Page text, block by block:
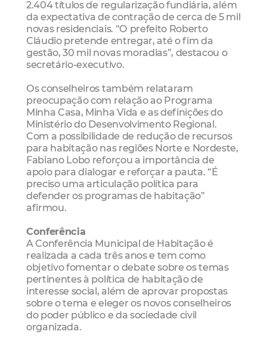
2.404 títulos de regularização fundiária, além
da expectativa de contração de cerca de 5 mil
novas residenciais. “O prefeito Roberto
Cláudio pretende entregar, até o fim da
gestão, 30 mil novas moradias”, destacou o
secretário-executivo.
Os conselheiros também relataram
preocupação com relação ao Programa
Minha Casa, Minha Vida e as definições do
Ministério do Desenvolvimento Regional.
Com a possibilidade de redução de recursos
para habitação nas regiões Norte e Nordeste,
Fabiano Lobo reforçou a importância de
apoio para dialogar e reforçar a pauta. “É
preciso uma articulação política para
defender os programas de habitação”
afirmou.
Conferência
A Conferência Municipal de Habitação é
realizada a cada três anos e tem como
objetivo fomentar o debate sobre os temas
pertinentes à política de habitação de
interesse social, além de aprovar propostas
sobre o tema e eleger os novos conselheiros
do poder público e da sociedade civil
organizada.